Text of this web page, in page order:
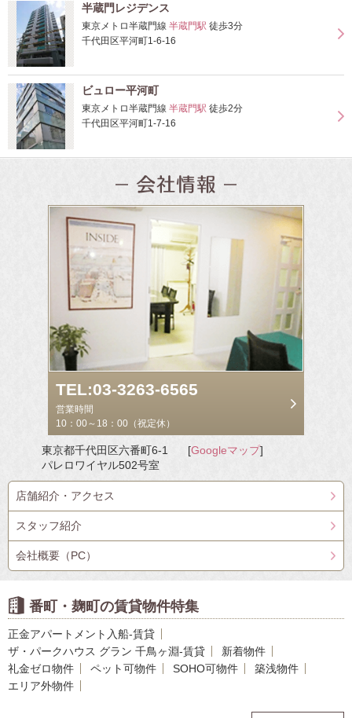
半蔵門レジデンス
東京メトロ半蔵門線 半蔵門駅 徒歩3分
千代田区平河町1-6-16
ビュロー平河町
東京メトロ半蔵門線 半蔵門駅 徒歩2分
千代田区平河町1-7-16
TEL:03-3263-6565
営業時間
10：00～18：00（祝定休）
東京都千代田区六番町6-1
パレロワイヤル502号室
[Googleマップ]
店舗紹介・アクセス
スタッフ紹介
会社概要（PC）
番町・麹町の賃貸物件特集
正金アパートメント入船-賃貸
ザ・パークハウス グラン 千鳥ヶ淵-賃貸
新着物件
礼金ゼロ物件
ペット可物件 SOHO可物件
築浅物件
エリア外物件